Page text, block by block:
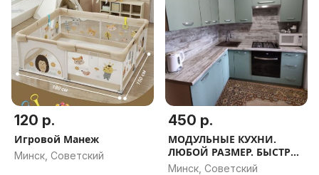
120 р.
Игровой Манеж
Минск, Советский
450 р.
МОДУЛЬНЫЕ КУХНИ.
ЛЮБОЙ РАЗМЕР. БЫСТРО.
КАЧЕСТВЕННО .
Минск, Советский